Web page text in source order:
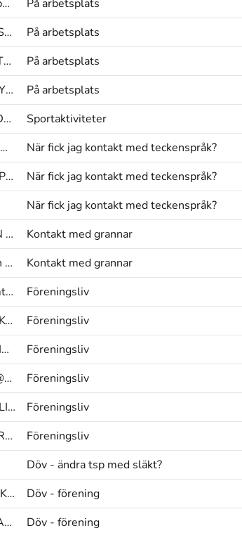
PERSREF3@pr PEK>person HUR På arbetsplats
OBJPRO1(L).FL MER SÅ-ATT-SÄGA På arbetsplats
PERSREF2@pr SÅ-ATT-SÄGA PEK>långf På arbetsplats
OBJPRO1(7b).FL BETYDA PEK(B) På arbetsplats
SÅ-ATT-SÄGA BADDARE PERSON.FL@kl Sportaktiviteter
RÖST TECKNA SEDAN(L) När fick jag kontakt med teckenspråk?
OBJPRO1 TECKNA-SPRÅKA POSS1 När fick jag kontakt med teckenspråk?
När fick jag kontakt med teckenspråk?
RAD@b^HUS VILKEN LÄTT Kontakt med grannar
GRANNE PEK>person HA Kontakt med grannar
OLYMPIAD PRO1 femton@& Föreningsliv
OLYMPIAD PRO1 DUKTIG Föreningsliv
OBJPRO1 KOMMA-DIT(Lb) SINGEL Föreningsliv
KOMMA-DIT(Lb) PU@g KOMMA-DIT(Lb) Föreningsliv
OBJPRO1 VÄN OMÖJLIG Föreningsliv
BÅDA PEK>person PRECIS Föreningsliv
Döv - ändra tsp med släkt?
ANNAN(ea) KANSKE KAN|VARA@b Döv - förening
ADMINISTRATION KANSKE FLYTTA-UT Döv - förening